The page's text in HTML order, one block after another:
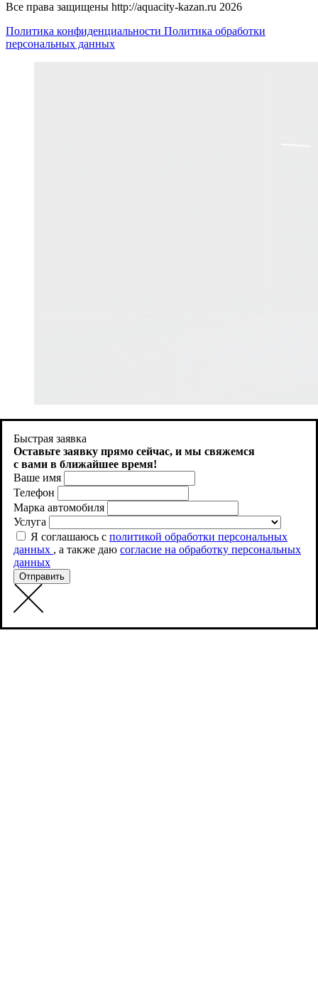
Все права защищены http://aquacity-kazan.ru 2026
Политика конфиденциальности Политика обработки
персональных данных
Быстрая заявка
Оставьте заявку прямо сейчас, и мы свяжемся
с вами в ближайшее время!
Ваше имя
Телефон
Марка автомобиля
Услуга
Я соглашаюсь с политикой обработки персональных
данных , а также даю согласие на обработку персональных
данных
Отправить
Продолжая использовать http://aquacity-kazan.ru , вы
соглашаетесь на использование файлов cookie. Как запретить
использование определенных файлов cookie можно найти в
Политике файлов Cookies
Принять